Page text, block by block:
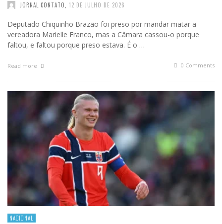
JORNAL CONTATO, 12 DE JULHO DE 2026
Deputado Chiquinho Brazão foi preso por mandar matar a
vereadora Marielle Franco, mas a Câmara cassou-o porque
faltou, e faltou porque preso estava. É o …
Read more 0 Comments
NACIONAL